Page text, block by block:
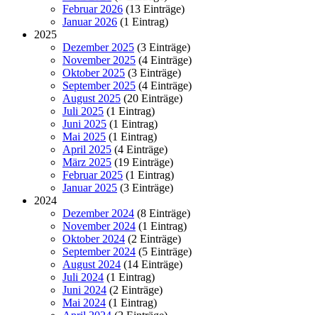
Februar 2026 (13 Einträge)
Januar 2026 (1 Eintrag)
2025
Dezember 2025 (3 Einträge)
November 2025 (4 Einträge)
Oktober 2025 (3 Einträge)
September 2025 (4 Einträge)
August 2025 (20 Einträge)
Juli 2025 (1 Eintrag)
Juni 2025 (1 Eintrag)
Mai 2025 (1 Eintrag)
April 2025 (4 Einträge)
März 2025 (19 Einträge)
Februar 2025 (1 Eintrag)
Januar 2025 (3 Einträge)
2024
Dezember 2024 (8 Einträge)
November 2024 (1 Eintrag)
Oktober 2024 (2 Einträge)
September 2024 (5 Einträge)
August 2024 (14 Einträge)
Juli 2024 (1 Eintrag)
Juni 2024 (2 Einträge)
Mai 2024 (1 Eintrag)